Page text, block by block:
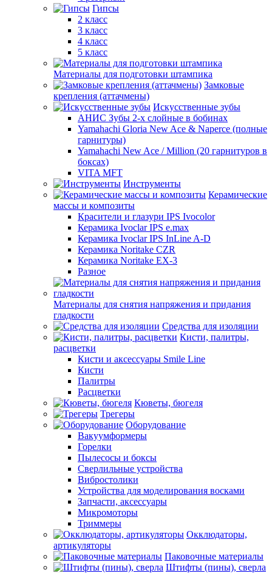
Гипсы
2 класс
3 класс
4 класс
5 класс
Материалы для подготовки штампика
Замковые
крепления (аттачмены)
Искусственные зубы
АНИС Зубы 2-х слойные в бобинах
Yamahachi Gloria New Ace & Naperce (полные
гарнитуры)
Yamahachi New Ace / Million (20 гарнитуров в
боксах)
VITA MFT
Инструменты
Керамические
массы и композиты
Красители и глазури IPS Ivocolor
Керамика Ivoclar IPS e.max
Керамика Ivoclar IPS InLine A-D
Керамика Noritake CZR
Керамика Noritake EX-3
Разное
Материалы для снятия напряжения и придания
гладкости
Средства для изоляции
Кисти, палитры,
расцветки
Кисти и аксессуары Smile Line
Кисти
Палитры
Расцветки
Кюветы, бюгеля
Трегеры
Оборудование
Вакуумформеры
Горелки
Пылесосы и боксы
Сверлильные устройства
Вибростолики
Устройства для моделирования восками
Запчасти, аксессуары
Микромоторы
Триммеры
Окклюдаторы,
артикуляторы
Паковочные материалы
Штифты (пины), сверла